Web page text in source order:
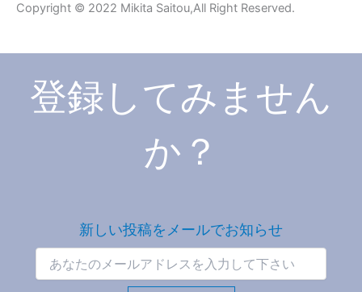
Copyright © 2022 Mikita Saitou,All Right Reserved.
登録してみません
か？
新しい投稿をメールでお知らせ